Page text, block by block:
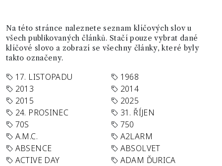
Na této stránce naleznete seznam klíčových slov u
všech publikovaných článků. Stačí pouze vybrat dané
klíčové slovo a zobrazí se všechny články, které byly
takto označeny.
17. LISTOPADU
1968
2013
2014
2015
2025
24. PROSINEC
31. ŘÍJEN
70S
750
A.M.C.
A2LARM
ABSENCE
ABSOLVET
ACTIVE DAY
ADAM ĎURICA